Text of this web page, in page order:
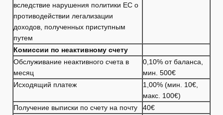
вследствие нарушения политики ЕС о
противодействии легализации
доходов, полученных приступным
путем
Комиссии по неактивному счету
Обслуживание неактивного счета в
месяц
0,10% от баланса,
мин. 500€
Исходящий платеж
1,00% (мин. 10€,
макс. 100€)
Получение выписки по счету на почту
40€